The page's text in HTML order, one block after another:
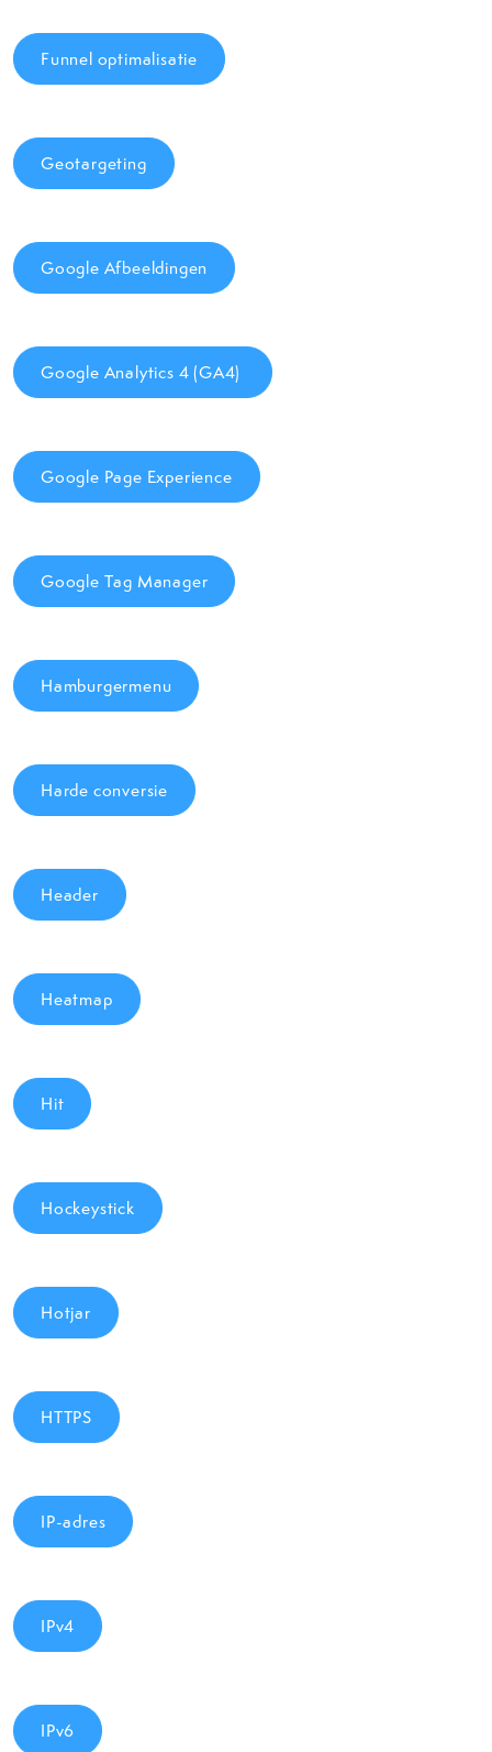
Funnel optimalisatie
Geotargeting
Google Afbeeldingen
Google Analytics 4 (GA4)
Google Page Experience
Google Tag Manager
Hamburgermenu
Harde conversie
Header
Heatmap
Hit
Hockeystick
Hotjar
HTTPS
IP-adres
IPv4
IPv6